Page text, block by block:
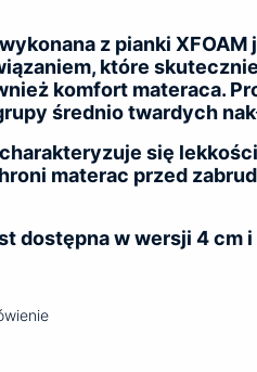
z pianki
które
komfort materaca.
średnio twardych
charakteryzuje się
materac przed
dostępna w wersji 4 cm